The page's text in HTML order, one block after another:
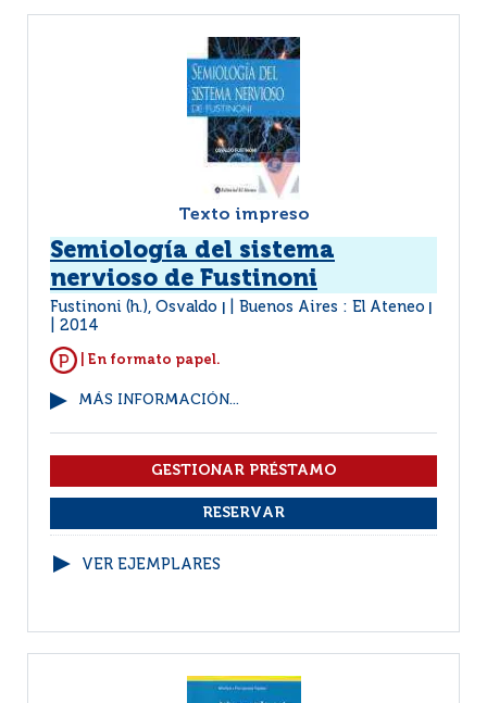
Texto impreso
Semiología del sistema
nervioso de Fustinoni
Fustinoni (h.), Osvaldo Buenos Aires : El Ateneo
2014
| En formato papel.
MÁS INFORMACIÓN...
VER EJEMPLARES